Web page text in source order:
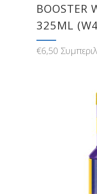
BOOSTER
325ML
€6,50